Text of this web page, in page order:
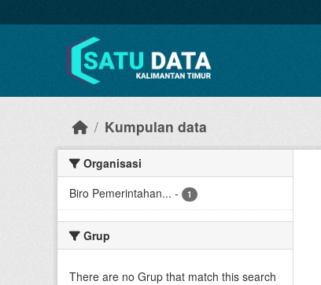
Kumpulan data
Organisasi
Biro Pemerintahan... - 1
Grup
There are no Grup that match this search